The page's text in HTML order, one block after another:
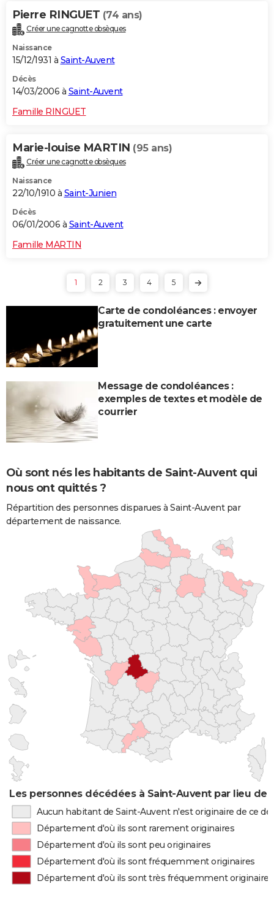
Pierre RINGUET (74 ans)
Créer une cagnotte obsèques
Naissance
15/12/1931 à Saint-Auvent
Décès
14/03/2006 à Saint-Auvent
Famille RINGUET
Marie-louise MARTIN (95 ans)
Créer une cagnotte obsèques
Naissance
22/10/1910 à Saint-Junien
Décès
06/01/2006 à Saint-Auvent
Famille MARTIN
1 2 3 4 5
Carte de condoléances : envoyer
gratuitement une carte
Message de condoléances :
exemples de textes et modèle de
courrier
Où sont nés les habitants de Saint-Auvent qui
nous ont quittés ?
Répartition des personnes disparues à Saint-Auvent par
département de naissance.
Les personnes décédées à Saint-Auvent par lieu de
Aucun habitant de Saint-Auvent n'est originaire de ce
Département d'où ils sont rarement originaires
Département d'où ils sont peu originaires
Département d'où ils sont fréquemment originaires
Département d'où ils sont très fréquemment originaires